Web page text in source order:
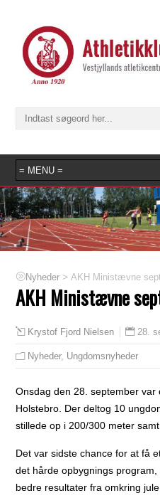
Nyheder >AKH Ministævne
AKH Ministævne
Krystof Fjord Nielsen 28.
Nyheder, Ungdomsnyheder
Onsdag den 28. september
Holstebro. Der deltog 10
stillede op i 200/300 meter
Det var sidste chance for at få
det hårde opbygnings
bedre resultater fra omkring jule